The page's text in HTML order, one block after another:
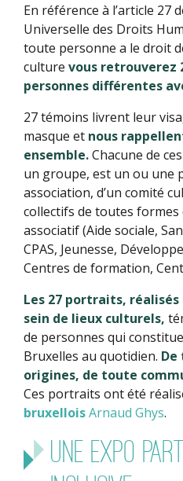
En référence à l’article 27
Universelle des Droits
toute personne a le droit
culture vous retrouverez
personnes différentes
27 témoins livrent leur
masque et nous
ensemble.Chacune de
un groupe, est un ou une
association, d’un comité
collectifs de toutes
associatif (Aide sociale,
CPAS, Jeunesse,
Centres de formation,
Les 27 portraits,
sein de lieux culturels,
de personnes qui
Bruxelles au quotidien. De
origines, de toute
Ces portraits ont été
bruxelloisArnaud Ghys.
UNE EXPO